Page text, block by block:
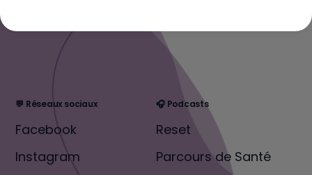
💬 Réseaux sociaux
Facebook
Instagram
🎧 Podcasts
Reset
Parcours de Santé